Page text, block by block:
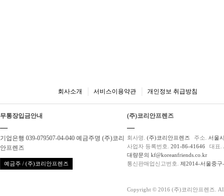
회사소개 서비스이용약관 개인정보 취급방침
무통장입금안내
기업은행 039-079507-04-040 예금주명 (주)코리
안프렌즈
예금주 / (주)코리안프렌즈
(주)코리안프렌즈
회사명. (주)코리안프렌즈 주소. 서울
사업자 등록번호. 201-86-41646 대표.
대량문의 kf@koreanfriends.co.kr
통신판매업신고번호. 제2014-서울중구
Copyright © 2016 (주)코리안프렌즈. All